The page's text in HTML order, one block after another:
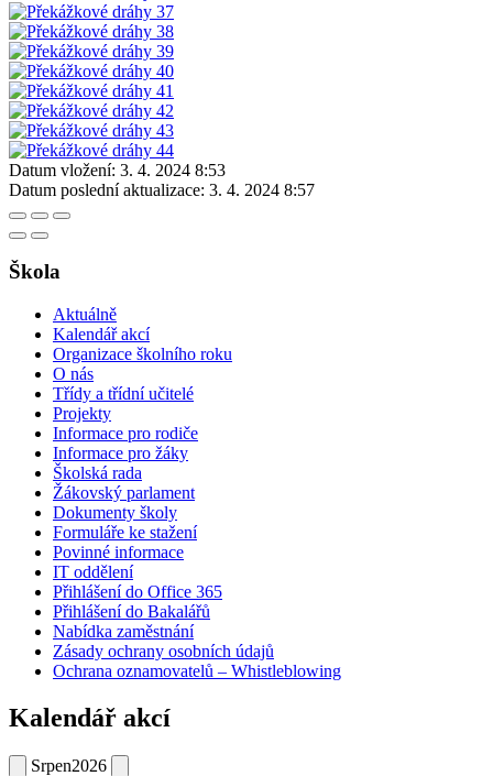
Datum vložení: 3. 4. 2024 8:53
Datum poslední aktualizace: 3. 4. 2024 8:57
Škola
Aktuálně
Kalendář akcí
Organizace školního roku
O nás
Třídy a třídní učitelé
Projekty
Informace pro rodiče
Informace pro žáky
Školská rada
Žákovský parlament
Dokumenty školy
Formuláře ke stažení
Povinné informace
IT oddělení
Přihlášení do Office 365
Přihlášení do Bakalářů
Nabídka zaměstnání
Zásady ochrany osobních údajů
Ochrana oznamovatelů – Whistleblowing
Kalendář akcí
Srpen2026